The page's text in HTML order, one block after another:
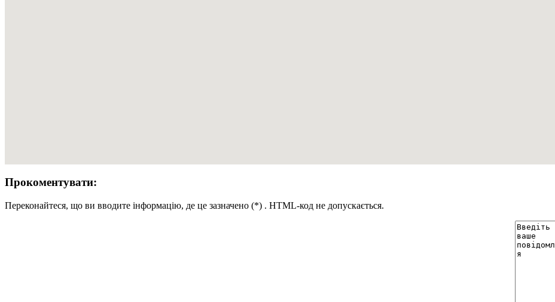
Прокоментувати:
Переконайтеся, що ви вводите інформацію, де це зазначено (*) . HTML-код не допускається.